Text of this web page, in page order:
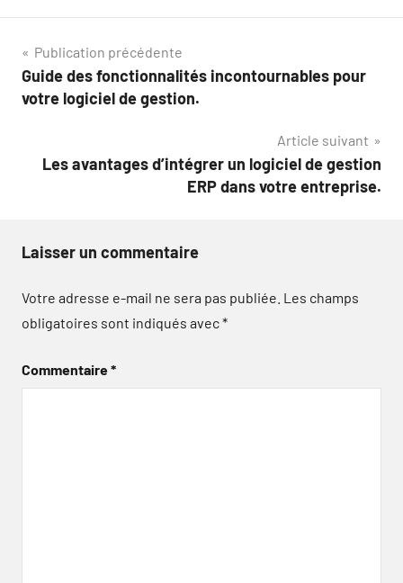
Navigation
de
Publication précédente
Guide des fonctionnalités incontournables pour
votre logiciel de gestion.
Article suivant
Les avantages d’intégrer un logiciel de gestion
ERP dans votre entreprise.
Laisser un commentaire
Votre adresse e-mail ne sera pas publiée. Les champs
obligatoires sont indiqués avec*
Commentaire*